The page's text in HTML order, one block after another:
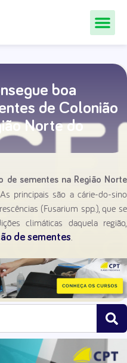
boa
de Colonião
Norte do
de sementes na Região Norte
principais são a cárie-do-sino
(Fusarium spp.), que se
climáticas daquela região,
de sementes.